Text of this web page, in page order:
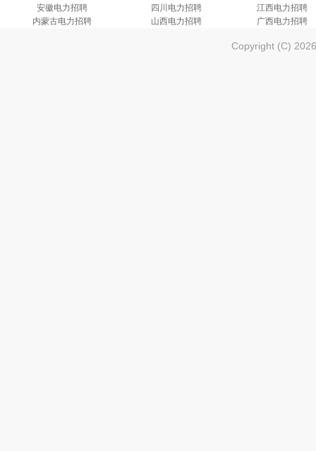
安徽电力招聘
四川电力招聘
江西电力招聘
内蒙古电力招聘
山西电力招聘 广西电力招聘
Copyright (C)